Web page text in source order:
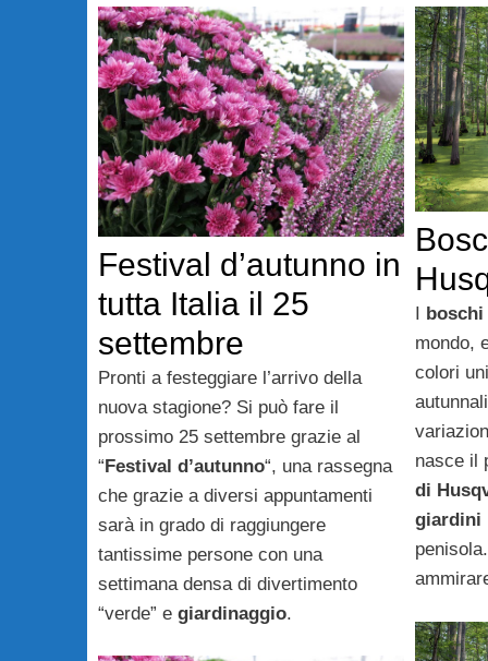
Festival d’autunno in
tutta Italia il 25
settembre
Pronti a festeggiare l’arrivo della
nuova stagione? Si può fare il
prossimo 25 settembre grazie al
“Festival d’autunno“, una rassegna
che grazie a diversi appuntamenti
sarà in grado di raggiungere
tantissime persone con una
settimana densa di divertimento
“verde” e giardinaggio.
mondo,
colori
nasce il
di
giardini